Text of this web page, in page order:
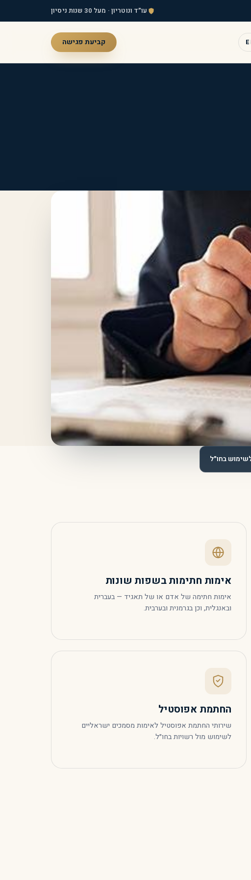
עו״ד ונוטריון · מעל 30 שנות ניסיון
קביעת פגישה
בחו״ל
אימות חתימות בשפות שונות
אימות חתימה של אדם או של תאגיד — בעברית
ובאנגלית, וכן בגרמנית ובערבית.
החתמת אפוסטיל
שירותי החתמת אפוסטיל לאימות מסמכים ישראליים
לשימוש מול רשויות בחו״ל.